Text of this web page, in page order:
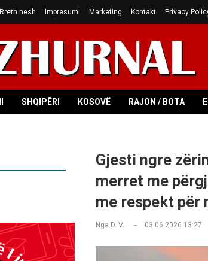
Rreth nesh Impresumi Marketing Kontakt Privacy
SHQIPËRI KOSOVË RAJON / BOTA
Gjesti ngre
merret me
me respekt për
Nga D. V. 03.06.2026 13:27